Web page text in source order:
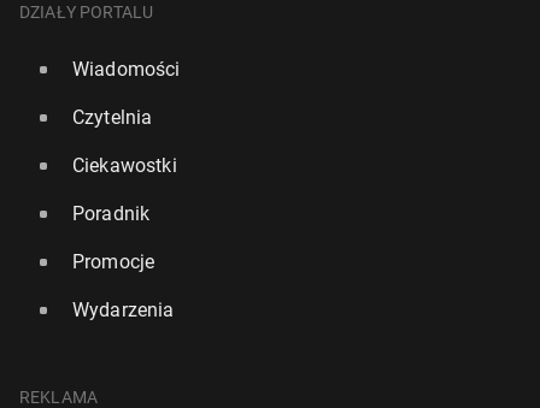
DZIAŁY PORTALU
Wiadomości
Czytelnia
Ciekawostki
Poradnik
Promocje
Wydarzenia
REKLAMA